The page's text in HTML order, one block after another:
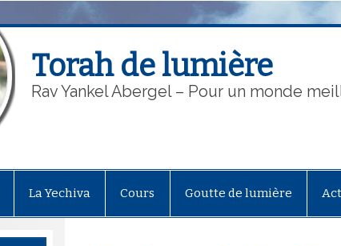
Torah de lumière
Rav Yankel Abergel – Pour un monde
La Yechiva Cours Goutte de lumière